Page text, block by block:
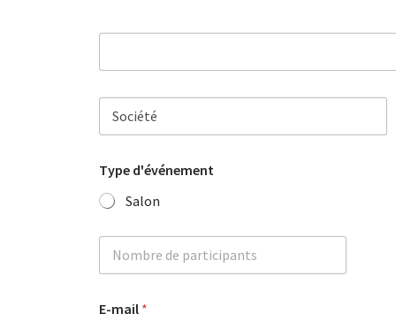
N
m
s
c
é
é
Type d'événement
Salon
N
m
rE-mail *